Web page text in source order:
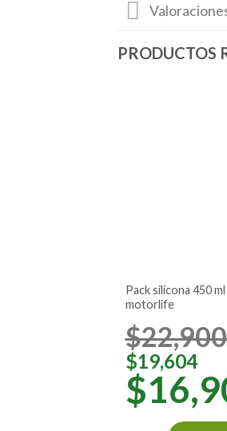
pack silicona 450 ml + renovador
motorlife
$22,900
$19,604
$